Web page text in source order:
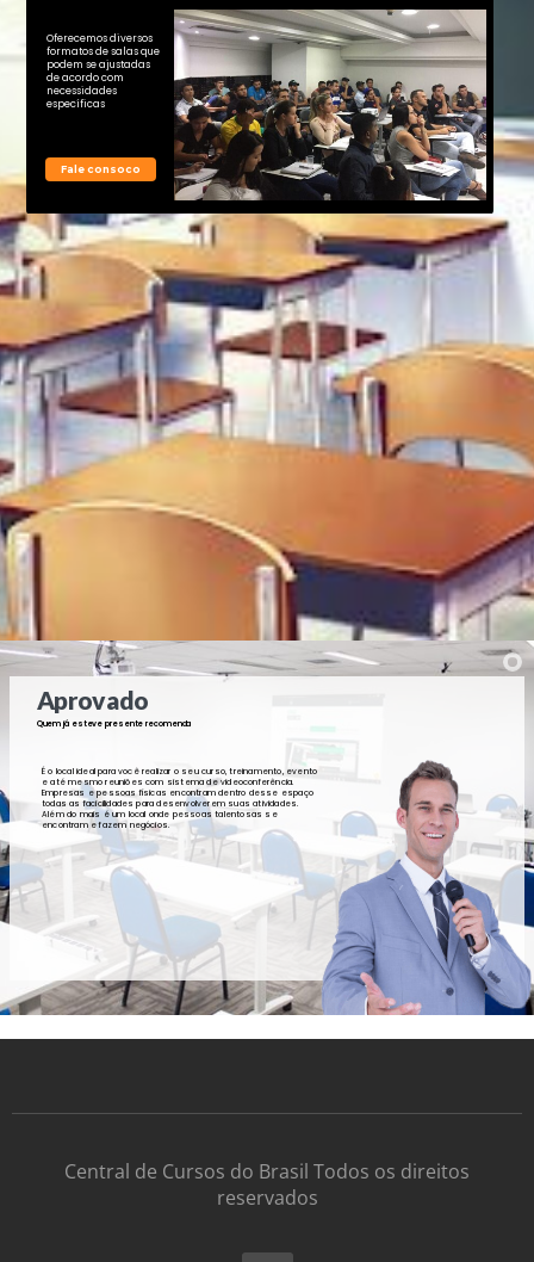
Oferecemos diversos
formatos de salas que
podem se ajustadas
de acordo com
necessidades
específicas
Fale consoco
Aprovado
Quem já esteve presente recomenda
É o local ideal para você realizar o seu curso, treinamento, evento
e até mesmo reuniões com sistema de videoconferência.
Empresas e pessoas físicas encontram dentro desse espaço
todas as facicilidades para desenvolverem suas atividades.
Além do mais é um local onde pessoas talentosas se
encontram e fazem negócios.
Central de Cursos do Brasil Todos os direitos
reservados